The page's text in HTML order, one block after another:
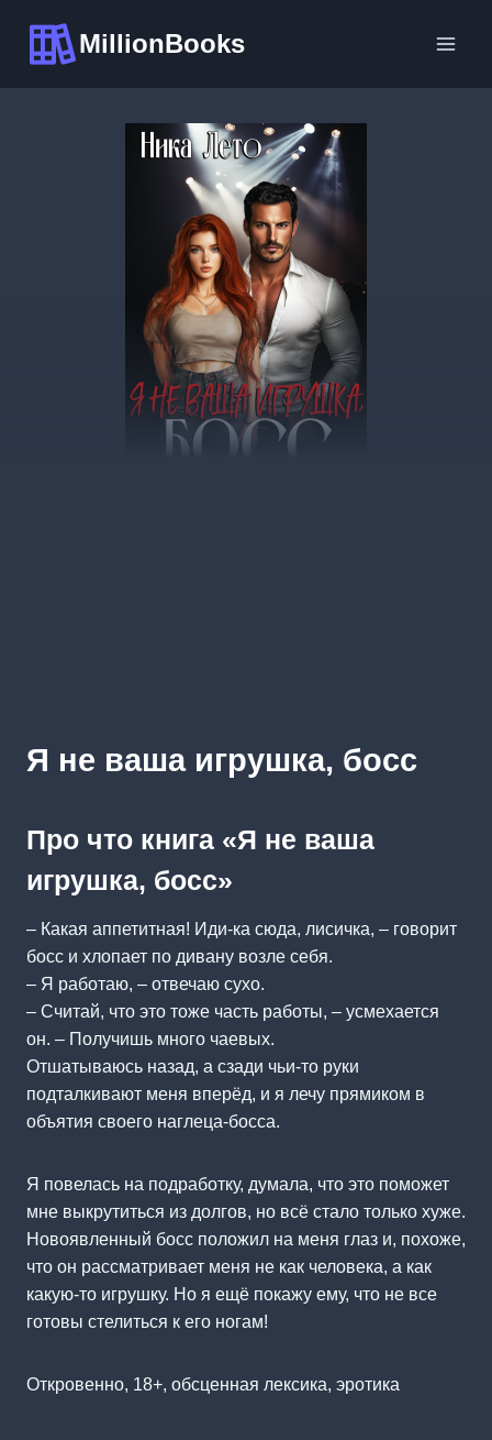
содержимому
MillionBooks
Я не ваша игрушка, босс
Про что книга «Я не ваша
игрушка, босс»
– Какая аппетитная! Иди-ка сюда, лисичка, – говорит
босс и хлопает по дивану возле себя.
– Я работаю, – отвечаю сухо.
– Считай, что это тоже часть работы, – усмехается
он. – Получишь много чаевых.
Отшатываюсь назад, а сзади чьи-то руки
подталкивают меня вперёд, и я лечу прямиком в
объятия своего наглеца-босса.
Я повелась на подработку, думала, что это поможет
мне выкрутиться из долгов, но всё стало только хуже.
Новоявленный босс положил на меня глаз и, похоже,
что он рассматривает меня не как человека, а как
какую-то игрушку. Но я ещё покажу ему, что не все
готовы стелиться к его ногам!
Откровенно, 18+, обсценная лексика, эротика